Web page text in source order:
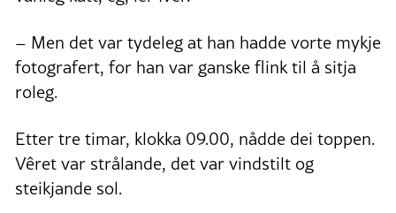
– Men det var tydeleg at han hadde vorte mykje
fotografert, for han var ganske flink til å sitja
roleg.
Etter tre timar, klokka 09.00, nådde dei toppen.
Vêret var strålande, det var vindstilt og
steikjande sol.